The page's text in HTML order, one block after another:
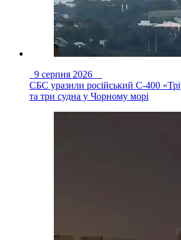
9 серпня 2026
СБС уразили російський С-400
та три судна у Чорному морі